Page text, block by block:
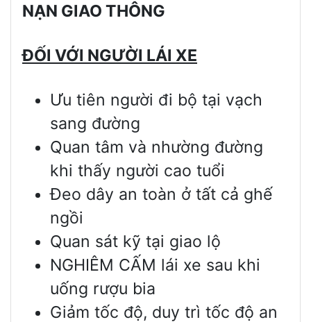
NẠN GIAO THÔNG
ĐỐI VỚI NGƯỜI LÁI XE
Ưu tiên người đi bộ tại vạch
sang đường
Quan tâm và nhường đường
khi thấy người cao tuổi
Đeo dây an toàn ở tất cả ghế
ngồi
Quan sát kỹ tại giao lộ
NGHIÊM CẤM lái xe sau khi
uống rượu bia
Giảm tốc độ, duy trì tốc độ an